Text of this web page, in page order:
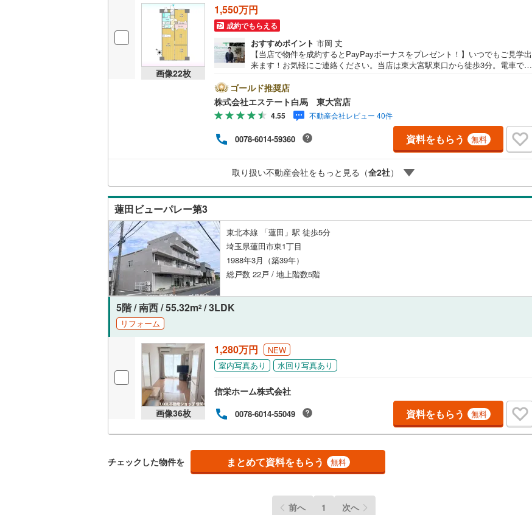
画像22枚
1,550万円
成約でもらえる
おすすめポイント 市岡 丈
【当店で物件を成約するとPayPayボーナスをプレゼント！】いつでもご見学出
来ます！お気軽にご連絡ください。当店は東大宮駅東口から徒歩3分。電車でも
ート見学・リモート相談サービス～・小さいお子様や家事で外出できない、天
気が悪く外出したくない時・LINEやZOOMなど無料のアプリですぐにご利用い
ただけます・リモート見学はスタッフがご興味ある物件の現地から映像をお届
けします・写真では伝わりにくい「空気感」や違うアングルからみたかったリ
ビングの「見え方」などもしっかり確認できます・リモート相談は第三者によ
る住宅ローンや家計相談を専門のファイナンシャルプランナーと1対1で・バー
チャル背景でプライバシーも安心・忙しいパートナーに変わって予め確認も・
間～9:30～18:30こちらのお時間でしたらお電話でのお問合せがスムーズですお
気軽にお問合せください
ゴールド推奨店
株式会社エステート白馬 東大宮店
4.55 不動産会社レビュー 40件
0078-6014-59360 資料をもらう 無料
取り扱い不動産会社をもっと見る（全2社）
蓮田ビューパレー第3
東北本線 「蓮田」駅 徒歩5分
埼玉県蓮田市東1丁目
1988年3月（築39年）
総戸数 22戸 / 地上階数5階
5階 / 南西 / 55.32m2 / 3LDK
リフォーム
画像36枚
1,280万円
NEW
室内写真あり
水回り写真あり
信栄ホーム株式会社
0078-6014-55049 資料をもらう 無料
チェックした物件を まとめて資料をもらう 無料
前へ 1 次へ
北足立郡伊奈町
入間郡越生町 (
比企郡小川町(0) 比企郡川島町 (0)
比企郡鳩山町(
秩父郡皆野町(0)
児玉郡美里町(0)
大里郡寄居町(0)
北葛飾郡杉戸町(4) 北葛飾郡松伏町
立地
最寄りの駅が始発駅 （0 ）
共用施設
コンシェルジュサービス
設備
床暖房（ 0） オール電化（ 0）
LD
リビングダイニング15畳以上
独立型キッチン（0） 対面キッチン（1）
浴室
浴室乾燥機あり
ルーフバルコニー（0）
ウォークインクローゼット